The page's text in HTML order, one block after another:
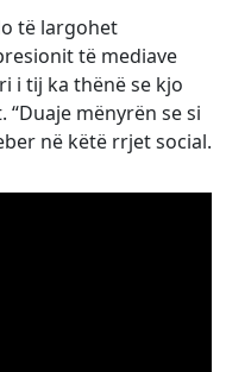
të largohet
të mediave
i tij ka thënë se kjo
mënyrën se si
në këtë rrjet social.